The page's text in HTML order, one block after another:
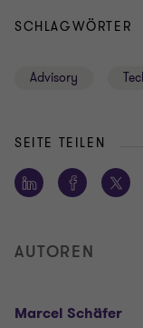
SCHLAGWÖRTER
Advisory
SEITE TEILEN
AUTOREN
Marcel Schäfer